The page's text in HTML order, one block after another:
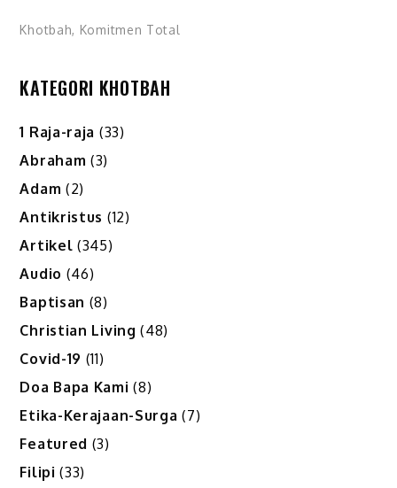
Khotbah, Komitmen Total
KATEGORI KHOTBAH
1 Raja-raja (33)
Abraham (3)
Adam (2)
Antikristus (12)
Artikel (345)
Audio (46)
Baptisan (8)
Christian Living (48)
Covid-19 (11)
Doa Bapa Kami (8)
Etika-Kerajaan-Surga (7)
Featured (3)
Filipi (33)